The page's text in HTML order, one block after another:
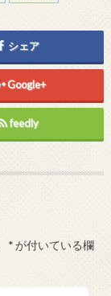
シェア
Google+
feedly
*が付いている欄